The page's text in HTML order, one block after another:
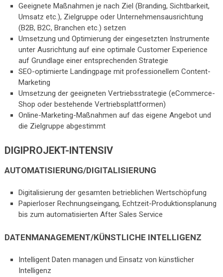
Geeignete Maßnahmen je nach Ziel (Branding, Sichtbarkeit,
Umsatz etc.), Zielgruppe oder Unternehmensausrichtung
(B2B, B2C, Branchen etc.) setzen
Umsetzung und Optimierung der eingesetzten Instrumente
unter Ausrichtung auf eine optimale Customer Experience
auf Grundlage einer entsprechenden Strategie
SEO-optimierte Landingpage mit professionellem Content-
Marketing
Umsetzung der geeigneten Vertriebsstrategie (eCommerce-
Shop oder bestehende Vertriebsplattformen)
Online-Marketing-Maßnahmen auf das eigene Angebot und
die Zielgruppe abgestimmt
DIGIPROJEKT-INTENSIV
AUTOMATISIERUNG/DIGITALISIERUNG
Digitalisierung der gesamten betrieblichen Wertschöpfung
Papierloser Rechnungseingang, Echtzeit-Produktionsplanung
bis zum automatisierten After Sales Service
DATENMANAGEMENT/KÜNSTLICHE INTELLIGENZ
Intelligent Daten managen und Einsatz von künstlicher
Intelligenz